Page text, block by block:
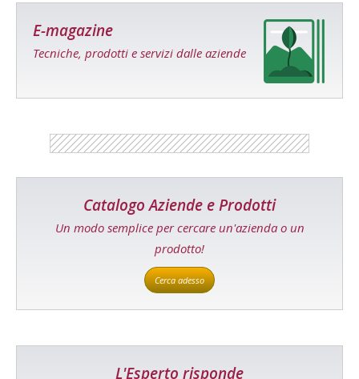
E-magazine
Tecniche, prodotti e servizi dalle aziende
Catalogo Aziende e Prodotti
Un modo semplice per cercare un'azienda o un
prodotto!
Cerca adesso
L'Esperto risponde